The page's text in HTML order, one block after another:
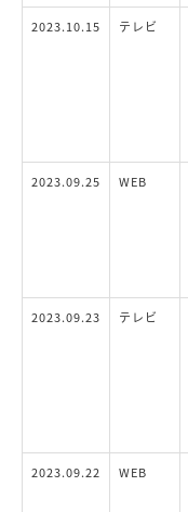
2023.10.15 テレビ
2023.09.25 WEB
2023.09.23 テレビ
2023.09.22 WEB